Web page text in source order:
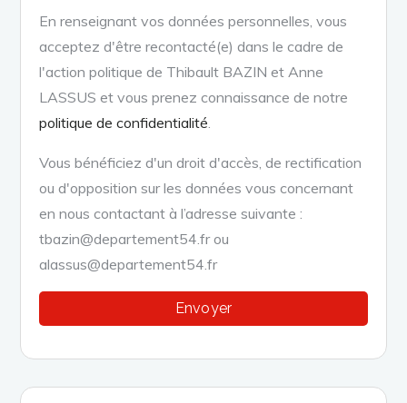
En renseignant vos données personnelles, vous
acceptez d'être recontacté(e) dans le cadre de
l'action politique de Thibault BAZIN et Anne
LASSUS et vous prenez connaissance de notre
politique de confidentialité
Vous bénéficiez d'un droit d'accès, de rectification
ou d'opposition sur les données vous concernant
en nous contactant à l’adresse suivante :
tbazin@departement54.fr ou
alassus@departement54.fr